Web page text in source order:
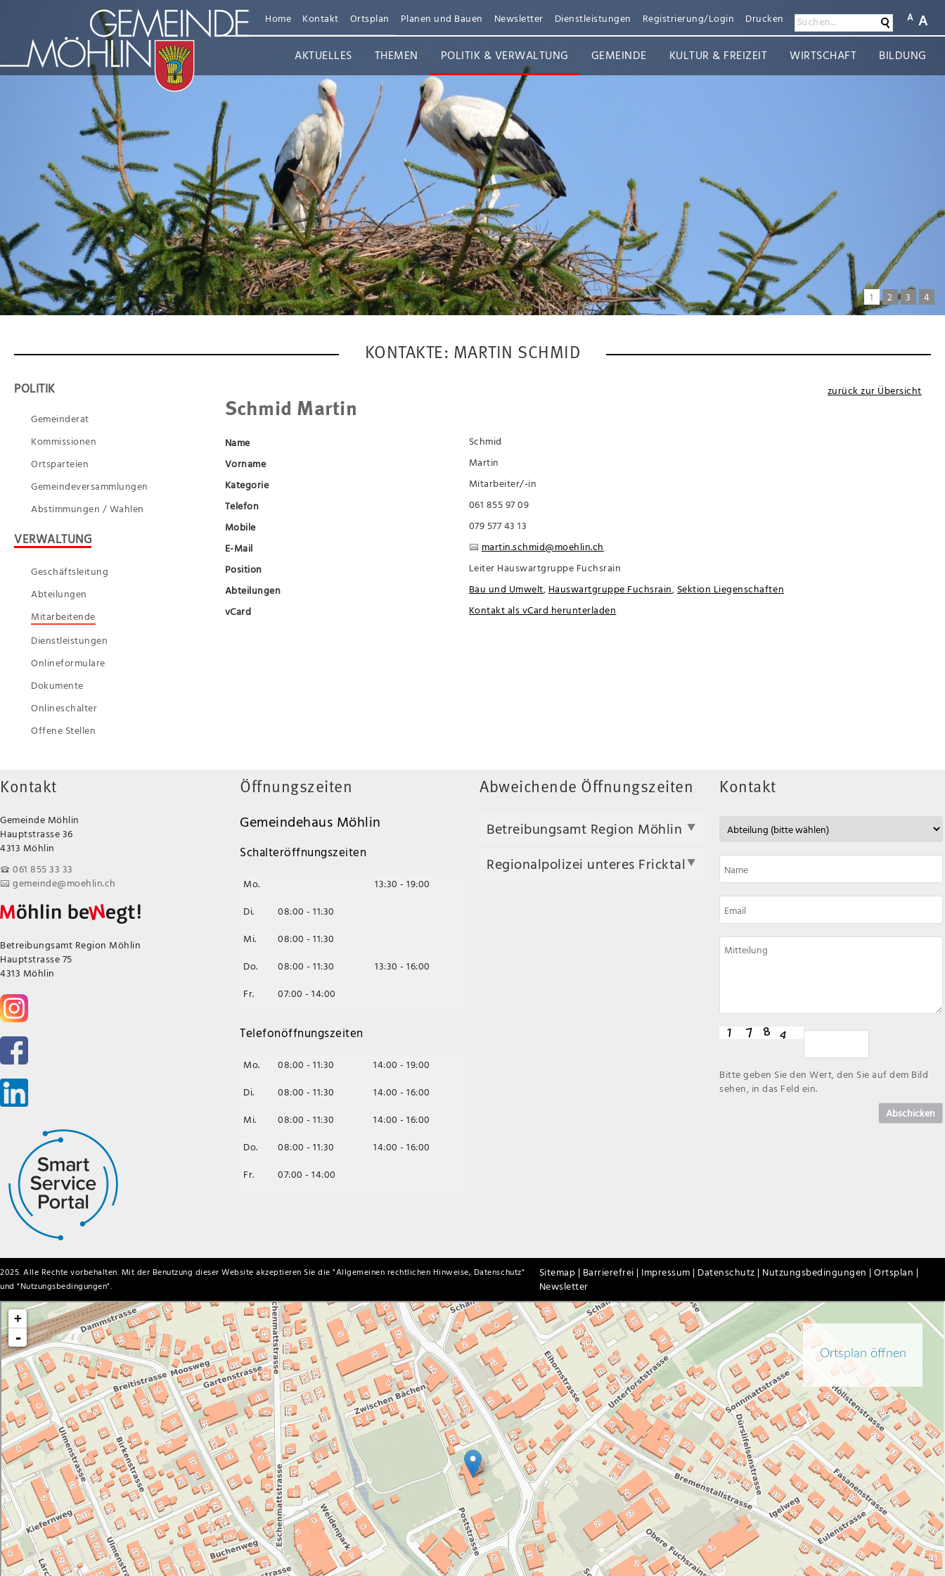
A A
Suchen...
Home Kontakt Ortsplan Planen und Bauen Newsletter Dienstleistungen Registrierung/Login DruckenSuchen
AKTUELLES THEMEN POLITIK & VERWALTUNG GEMEINDE KULTUR & FREIZEIT WIRTSCHAFT BILDUNG
1 2 3 4
KONTAKTE: MARTIN SCHMID
POLITIK
Gemeinderat
Kommissionen
Ortsparteien
Gemeindeversammlungen
Abstimmungen / Wahlen
VERWALTUNG
Geschäftsleitung
Abteilungen
Mitarbeitende
Dienstleistungen
Onlineformulare
Dokumente
Onlineschalter
Offene Stellen
zurück zur Übersicht
Schmid Martin
Name
Schmid
Vorname
Martin
Kategorie
Mitarbeiter/-in
Telefon
061 855 97 09
Mobile
079 577 43 13
E-Mail
martin.schmid@moehlin.ch
Position
Leiter Hauswartgruppe Fuchsrain
Abteilungen
Bau und Umwelt, Hauswartgruppe Fuchsrain, Sektion Liegenschaften
vCard
Kontakt als vCard herunterladen
Kontakt
Gemeinde Möhlin
Hauptstrasse 36
4313 Möhlin
061 855 33 33
gemeinde@moehlin.ch
Betreibungsamt Region Möhlin
Hauptstrasse 75
4313 Möhlin
Öffnungszeiten
Gemeindehaus Möhlin
Schalteröffnungszeiten
Mo.
13:30 - 19:00
Di.
08:00 - 11:30
Mi.
08:00 - 11:30
Do.
08:00 - 11:30
13:30 - 16:00
Fr.
07:00 - 14:00
Telefonöffnungszeiten
Mo. 08:00 - 11:30
14:00 - 19:00
Di.
08:00 - 11:30
14:00 - 16:00
Mi.
08:00 - 11:30
14:00 - 16:00
Do.
08:00 - 11:30
14:00 - 16:00
Fr.
07:00 - 14:00
Abweichende Öffnungszeiten
Betreibungsamt Region Möhlin
Regionalpolizei unteres Fricktal
Kontakt
Bitte geben Sie den Wert, den Sie auf dem Bild
sehen, in das Feld ein.
Abschicken
2025. Alle Rechte vorbehalten. Mit der Benutzung dieser Website akzeptieren Sie die "Allgemeinen rechtlichen Hinweise, Datenschutz"
und "Nutzungsbedingungen".
Sitemap | Barrierefrei | Impressum | Datenschutz | Nutzungsbedingungen |Ortsplan |
Newsletter